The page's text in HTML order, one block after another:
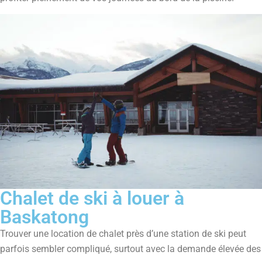
Chalet de ski à louer à
Baskatong
Trouver une location de chalet près d’une station de ski peut
parfois sembler compliqué, surtout avec la demande élevée des